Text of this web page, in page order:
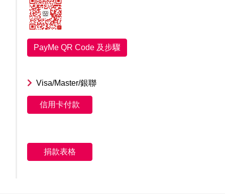
PayMe QR Code 及步驟
Visa/Master/銀聯
信用卡付款
捐款表格